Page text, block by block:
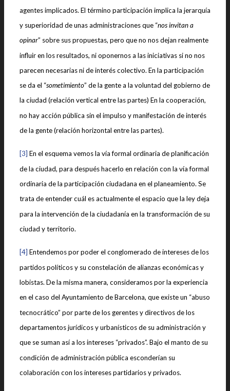
agentes implicados. El término participación implica la jerarquía
y superioridad de unas administraciones que “nos invitan a
opinar” sobre sus propuestas, pero que no nos dejan realmente
influir en los resultados, ni oponernos a las iniciativas si no nos
parecen necesarias ni de interés colectivo. En la participación
se da el “sometimiento” de la gente a la voluntad del gobierno de
la ciudad (relación vertical entre las partes) En la cooperación,
no hay acción pública sin el impulso y manifestación de interés
de la gente (relación horizontal entre las partes).
[3] En el esquema vemos la vía formal ordinaria de planificación
de la ciudad, para después hacerlo en relación con la vía formal
ordinaria de la participación ciudadana en el planeamiento. Se
trata de entender cuál es actualmente el espacio que la ley deja
para la intervención de la ciudadanía en la transformación de su
ciudad y territorio.
[4] Entendemos por poder el conglomerado de intereses de los
partidos políticos y su constelación de alianzas económicas y
lobistas. De la misma manera, consideramos por la experiencia
en el caso del Ayuntamiento de Barcelona, que existe un “abuso
tecnocrático” por parte de los gerentes y directivos de los
departamentos jurídicos y urbanísticos de su administración y
que se suman así a los intereses “privados”. Bajo el manto de su
condición de administración pública esconderían su
colaboración con los intereses partidarios y privados.